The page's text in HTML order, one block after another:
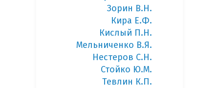
Зорин В.Н.
Кира Е.Ф.
Кислый П.Н.
Мельниченко В.Я.
Нестеров С.Н.
Стойко Ю.М.
Тевлин К.П.